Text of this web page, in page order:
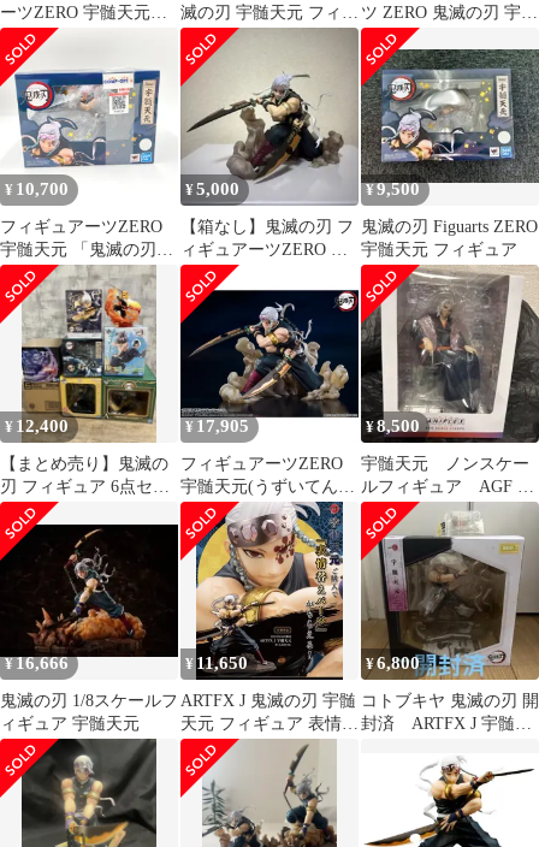
ーツZERO 宇髄天元
鬼滅の刃
滅の刃 宇髄天元 フィギ
ュア
ツ ZERO 鬼滅の刃 宇髄
天元 フィギュア
¥ 10,700
フィギュアーツZERO
宇髄天元 「鬼滅の刃」
フィギュア
¥5,000
【箱なし】鬼滅の刃 フ
ィギュアーツZERO 宇
髄天元 ※塗装禿げあり
¥9,500
鬼滅の刃 Figuarts ZERO
宇髄天元 フィギュア
¥ 12,400
【まとめ売り】鬼滅の
刃 フィギュア 6点セッ
ト（一番くじ・フィギ
ュアーツZERO
¥ 17,905
フィギュアーツZERO
宇髄天元(うずいてんげ
ん) 鬼滅の刃 完成品 フ
ィギュア バンダイスピ
リッツ
¥8,500
宇髄天元 ノンスケー
ルフィギュア AGF 鬼
滅の刃 特典つき
¥16,666
鬼滅の刃 1/8スケールフ
ィギュア 宇髄天元
¥ 11,650
ARTFX J 鬼滅の刃 宇髄
天元 フィギュア 表情替
えパーツ付き
¥6,800
コトブキヤ 鬼滅の刃 開
封済 ARTFX J 宇髄天